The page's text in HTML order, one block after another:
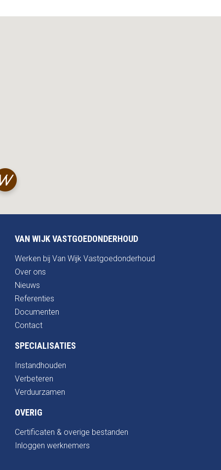
VAN WIJK VASTGOEDONDERHOUD
Werken bij Van Wijk Vastgoedonderhoud
Over ons
Nieuws
Referenties
Documenten
Contact
SPECIALISATIES
Instandhouden
Verbeteren
Verduurzamen
OVERIG
Certificaten & overige bestanden
Inloggen werknemers